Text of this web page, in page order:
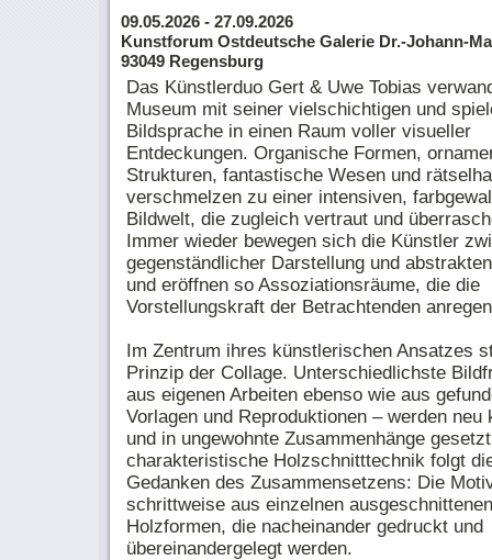
09.05.2026 - 27.09.2026
Kunstforum Ostdeutsche Galerie Dr.-Johann-
93049 Regensburg
Das Künstlerduo Gert & Uwe Tobias
Museum mit seiner vielschichtigen und
Bildsprache in einen Raum voller visueller
Entdeckungen. Organische Formen,
Strukturen, fantastische Wesen und
verschmelzen zu einer intensiven,
Bildwelt, die zugleich vertraut und
Immer wieder bewegen sich die Künstler
gegenständlicher Darstellung und
und eröffnen so Assoziationsräume, die die
Vorstellungskraft der Betrachtenden
Im Zentrum ihres künstlerischen Ansatzes
Prinzip der Collage. Unterschiedlichste
aus eigenen Arbeiten ebenso wie aus
Vorlagen und Reproduktionen – werden neu
und in ungewohnte Zusammenhänge
charakteristische Holzschnitttechnik folgt
Gedanken des Zusammensetzens: Die
schrittweise aus einzelnen ausgeschnittenen
Holzformen, die nacheinander gedruckt und
übereinandergelegt werden.